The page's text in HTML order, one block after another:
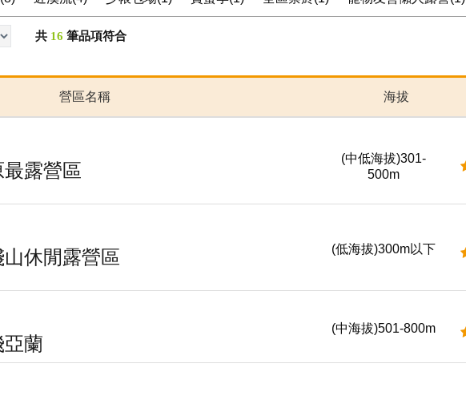
共 16 筆品項符合
營區名稱 海拔
露營區
(中低海拔)301-
500m
休閒露營區
(低海拔)300m以下
亞蘭
(中海拔)501-800m